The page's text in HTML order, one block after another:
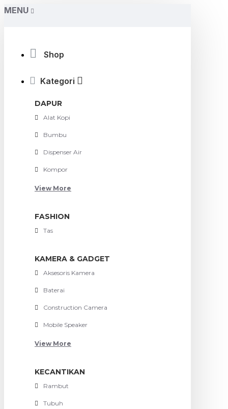
MENU
Shop
Kategori
DAPUR
Alat Kopi
Bumbu
Dispenser Air
Kompor
View More
FASHION
Tas
KAMERA & GADGET
Aksesoris Kamera
Baterai
Construction Camera
Mobile Speaker
View More
KECANTIKAN
Rambut
Tubuh